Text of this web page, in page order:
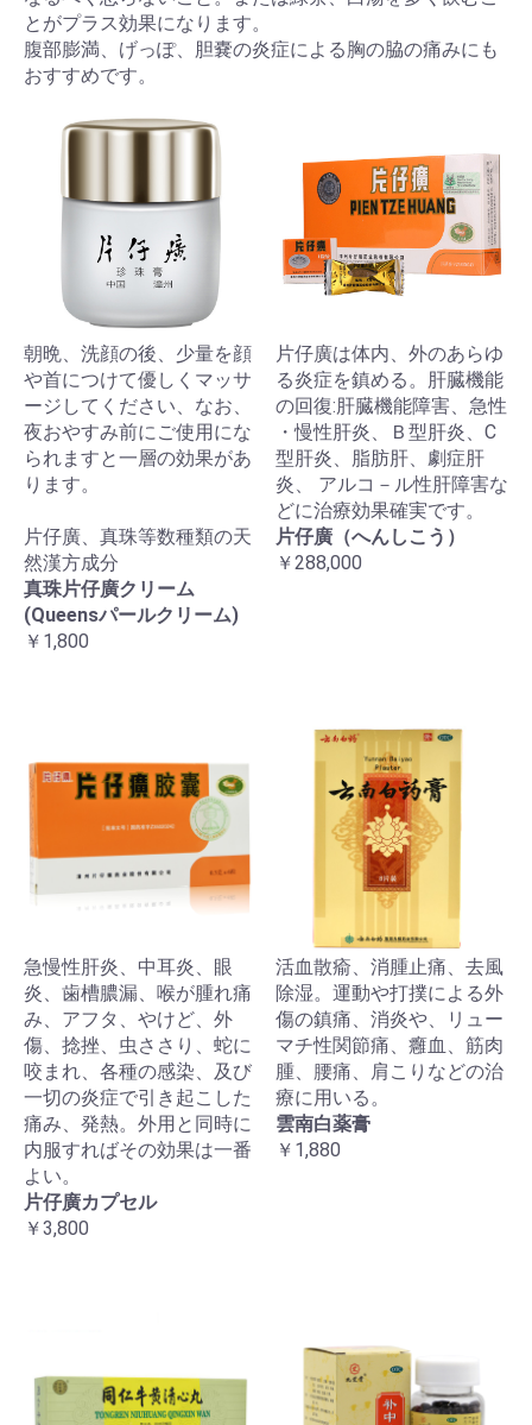
とがプラス効果になります。
腹部膨満、げっぽ、胆嚢の炎症による胸の脇の痛みにも
おすすめです。
朝晩、洗顔の後、少量を顔
や首につけて優しくマッサ
ージしてください、なお、
夜おやすみ前にご使用にな
られますと一層の効果があ
ります。
片仔廣、真珠等数種類の天
然漢方成分
真珠片仔廣クリーム
(Queensパールクリーム)
￥1,800
片仔廣は体内、外のあらゆ
る炎症を鎮める。肝臓機能
の回復:肝臓機能障害、急性
・慢性肝炎、Ｂ型肝炎、C
型肝炎、脂肪肝、劇症肝
炎、 アルコ－ル性肝障害な
どに治療効果確実です。
片仔廣（へんしこう）
￥288,000
急慢性肝炎、中耳炎、眼
炎、歯槽膿漏、喉が腫れ痛
み、アフタ、やけど、外
傷、捻挫、虫ささり、蛇に
咬まれ、各種の感染、及び
一切の炎症で引き起こした
痛み、発熱。外用と同時に
内服すればその効果は一番
よい。
片仔廣カプセル
￥3,800
活血散瘉、消腫止痛、去風
除湿。運動や打撲による外
傷の鎮痛、消炎や、リュー
マチ性関節痛、癰血、筋肉
腫、腰痛、肩こりなどの治
療に用いる。
雲南白薬膏
￥1,880